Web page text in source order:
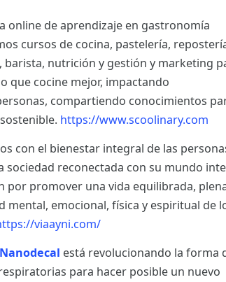
online de aprendizaje en gastronomía
cursos de cocina, pastelería,
barista, nutrición y gestión y marketing
que cocine mejor, impactando
compartiendo conocimientos
https://www.scoolinary.com
con el bienestar integral de las
reconectada con su mundo
por promover una vida equilibrada,
mental, emocional, física y espiritual de
viaayni.com/
Nanodecal está revolucionando la forma
para hacer posible un nuevo